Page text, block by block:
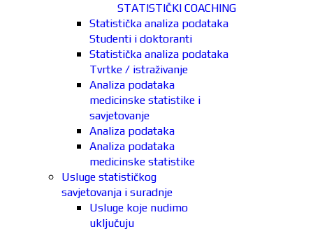
STATISTIČKI COACHING
Statistička analiza podataka
Studenti i doktoranti
Statistička analiza podataka
Tvrtke / istraživanje
Analiza podataka
medicinske statistike i
savjetovanje
Analiza podataka
Analiza podataka
medicinske statistike
Usluge statističkog
savjetovanja i suradnje
Usluge koje nudimo
uključuju